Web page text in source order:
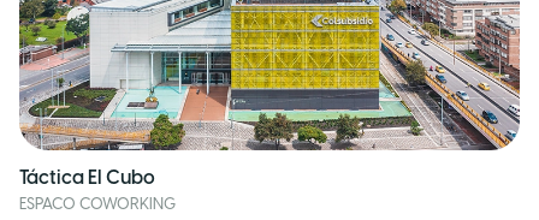
Táctica El Cubo
ESPACO COWORKING